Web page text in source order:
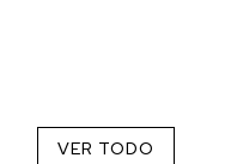
VER TODO